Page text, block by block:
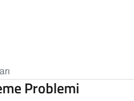
Problemi